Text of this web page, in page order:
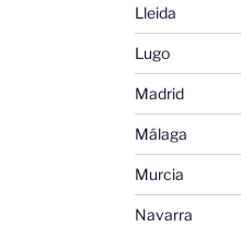
Lleida
Lugo
Madrid
Málaga
Murcia
Navarra